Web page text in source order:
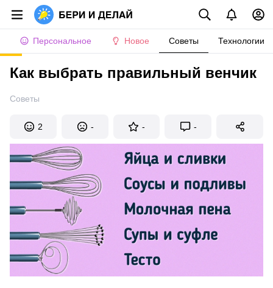
Персональное Новое Советы Технологии
Как выбрать правильный венчик
Советы
2 - - -